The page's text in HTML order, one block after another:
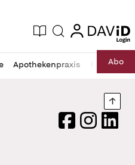
Zeitung
Aktuelle Ausgabe
Suche login
login
Apothekenpraxis RechtAbo
Logo
FacebookInstagram